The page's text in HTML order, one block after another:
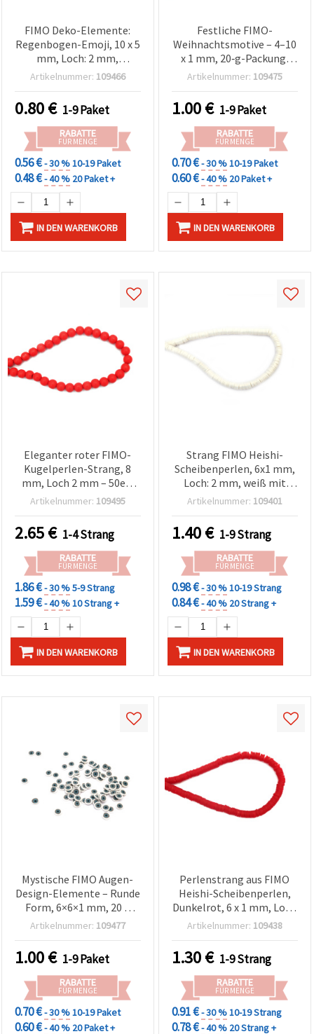
FIMO Deko-Elemente:
Regenbogen-Emoji, 10 x 5
mm, Loch: 2 mm,
gemischt - 20 Stück
Artikelnummer: 109466
0.80€ 1-9 Paket
RABATTE
FÜR MENGE
0.56 €- 30 %10-19 Paket
0.48 €- 40 % 20 Paket +
IN DEN WARENKORB
Festliche FIMO-
Weihnachtsmotive – 4–10
x 1 mm, 20‑g-Packung,
gemischtes Bastel-
Artikelnummer: 109475
1.00€ 1-9 Paket
RABATTE
FÜR MENGE
0.70 €- 30 %10-19 Paket
0.60 €- 40 % 20 Paket +
IN DEN WARENKORB
Eleganter roter FIMO-
Kugelperlen-Strang, 8
mm, Loch 2 mm – 50er-
Set, ideal für stilvolle
DIY-Basteln
Artikelnummer: 109495
2.65€ 1-4 Strang
RABATTE
FÜR MENGE
1.86 €- 30 %5-9 Strang
1.59 €- 40 %10 Strang +
IN DEN WARENKORB
Strang FIMO Heishi-
Scheibenperlen, 6x1 mm,
Loch: 2 mm, weiß mit
goldfarbenem Pigment,
Artikelnummer: 109401
1.40€ 1-9 Strang
RABATTE
FÜR MENGE
0.98 €- 30 %10-19 Strang
0.84 €- 40 % 20 Strang +
IN DEN WARENKORB
Mystische FIMO Augen-
Design-Elemente – Runde
Form, 6×6×1 mm, 20 g
Packung, gemischt
Artikelnummer: 109477
1.00€ 1-9 Paket
RABATTE
FÜR MENGE
0.70 €- 30 %10-19 Paket
0.60 €- 40 % 20 Paket +
Perlenstrang aus FIMO
Heishi-Scheibenperlen,
Dunkelrot, 6 x 1 mm, Loch
2 mm, ca. 320 Stück – für
Artikelnummer: 109438
1.30€ 1-9 Strang
RABATTE
FÜR MENGE
0.91 €- 30 %10-19 Strang
0.78 €- 40 % 20 Strang +